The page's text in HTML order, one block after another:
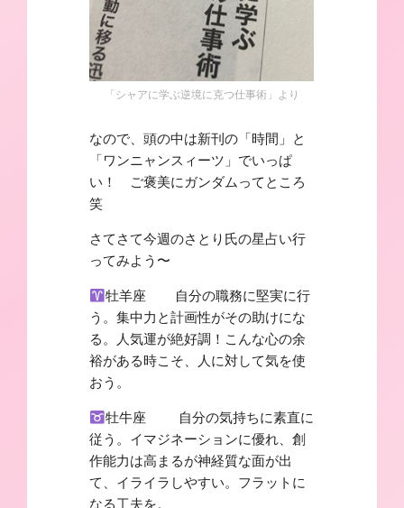
「シャアに学ぶ逆境に克つ仕事術」より
なので、頭の中は新刊の「時間」と
「ワンニャンスィーツ」でいっぱ
い！ ご褒美にガンダムってところ
笑
さてさて今週のさとり氏の星占い行
ってみよう〜
牡羊座 自分の職務に堅実に行
う。集中力と計画性がその助けにな
る。人気運が絶好調！こんな心の余
裕がある時こそ、人に対して気を使
おう。
牡牛座 自分の気持ちに素直に
従う。イマジネーションに優れ、創
作能力は高まるが神経質な面が出
て、イライラしやすい。フラットに
なる工夫を。